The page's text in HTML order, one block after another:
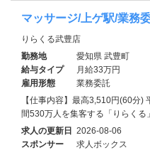
マッサージ/上ゲ駅/業務
りらくる武豊店
勤務地
愛知県 武豊町
給与タイプ
月給33万円
雇用形態
業務委託
【仕事内容】最高3,510円(60分)
間530万人を集客する「りらくる
求人の更新日 2026-08-06
スポンサー
求人ボックス